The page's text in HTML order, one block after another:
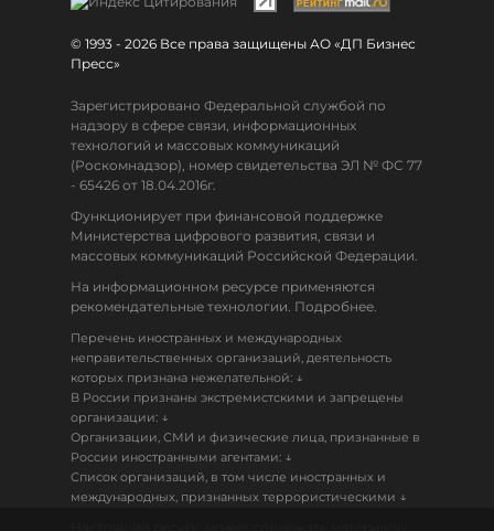
© 1993 - 2026 Все права защищены АО «ДП Бизнес
Пресс»
Зарегистрировано Федеральной службой по
надзору в сфере связи, информационных
технологий и массовых коммуникаций
(Роскомнадзор), номер свидетельства ЭЛ № ФС 77
- 65426 от 18.04.2016г.
Функционирует при финансовой поддержке
Министерства цифрового развития, связи и
массовых коммуникаций Российской Федерации.
На информационном ресурсе применяются
рекомендательные технологии. Подробнее.
Перечень иностранных и международных
неправительственных организаций, деятельность
которых признана нежелательной: ↓
В России признаны экстремистскими и запрещены
организации: ↓
Организации, СМИ и физические лица, признанные в
России иностранными агентами: ↓
Список организаций, в том числе иностранных и
международных, признанных террористическими ↓